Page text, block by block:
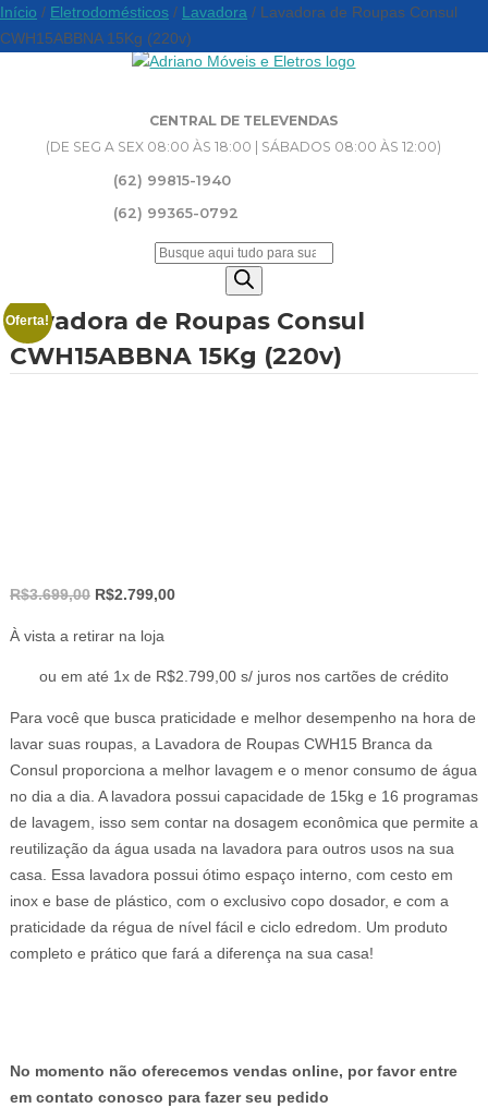
CENTRAL DE TELEVENDAS
(DE SEG A SEX 08:00 ÀS 18:00 | SÁBADOS 08:00 ÀS 12:00)
(62) 99815-1940
(62) 99365-0792
Pesquisar
Início / Eletrodomésticos / Lavadora / Lavadora de Roupas Consul
CWH15ABBNA 15Kg (220v)
Lavadora de Roupas Consul
CWH15ABBNA 15Kg (220v)
Oferta!
R$3.699,00 O
original
era:
R$2.799,00O
é:
À vista a retirar na loja
ou em até 1x de R$2.799,00 s/ juros nos cartões de crédito
Para você que busca praticidade e melhor desempenho na hora de
lavar suas roupas, a Lavadora de Roupas CWH15 Branca da
Consul proporciona a melhor lavagem e o menor consumo de água
no dia a dia. A lavadora possui capacidade de 15kg e 16 programas
de lavagem, isso sem contar na dosagem econômica que permite a
reutilização da água usada na lavadora para outros usos na sua
casa. Essa lavadora possui ótimo espaço interno, com cesto em
inox e base de plástico, com o exclusivo copo dosador, e com a
praticidade da régua de nível fácil e ciclo edredom. Um produto
completo e prático que fará a diferença na sua casa!
No momento não oferecemos vendas online, por favor entre
em contato conosco para fazer seu pedido